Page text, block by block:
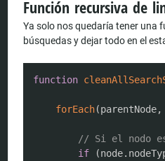
Función recursiva de
Ya solo nos quedaría tener una
búsquedas y dejar todo en el
function
forEach(parentNode,
// Si el nodo
if
(node.